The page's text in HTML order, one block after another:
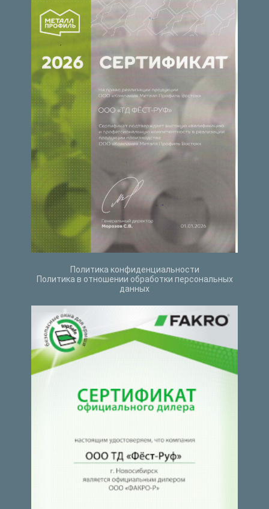
Политика конфиденциальности
Политика в отношении обработки персональных
данных